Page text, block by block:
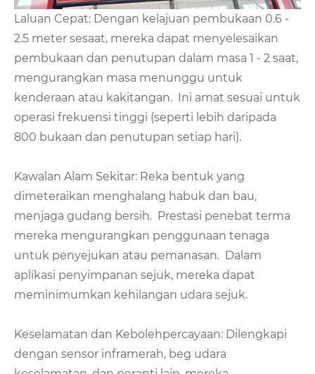
Laluan Cepat: Dengan kelajuan pembukaan 0.6 -
2.5 meter sesaat, mereka dapat menyelesaikan
pembukaan dan penutupan dalam masa 1 - 2 saat,
mengurangkan masa menunggu untuk
kenderaan atau kakitangan. Ini amat sesuai untuk
operasi frekuensi tinggi (seperti lebih daripada
800 bukaan dan penutupan setiap hari).
Kawalan Alam Sekitar: Reka bentuk yang
dimeteraikan menghalang habuk dan bau,
menjaga gudang bersih. Prestasi penebat terma
mereka mengurangkan penggunaan tenaga
untuk penyejukan atau pemanasan. Dalam
aplikasi penyimpanan sejuk, mereka dapat
meminimumkan kehilangan udara sejuk.
Keselamatan dan Kebolehpercayaan: Dilengkapi
dengan sensor inframerah, beg udara